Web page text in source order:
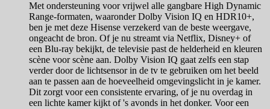
Met ondersteuning voor vrijwel alle gangbare High Dynamic
Range-formaten, waaronder Dolby Vision IQ en HDR10+,
ben je met deze Hisense verzekerd van de beste weergave,
ongeacht de bron. Of je nu streamt via Netflix, Disney+ of
een Blu-ray bekijkt, de televisie past de helderheid en kleuren
scène voor scène aan. Dolby Vision IQ gaat zelfs een stap
verder door de lichtsensor in de tv te gebruiken om het beeld
aan te passen aan de hoeveelheid omgevingslicht in je kamer.
Dit zorgt voor een consistente ervaring, of je nu overdag in
een lichte kamer kijkt of 's avonds in het donker. Voor een